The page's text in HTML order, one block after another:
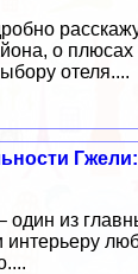
о
отеля....
один из
интерьеру